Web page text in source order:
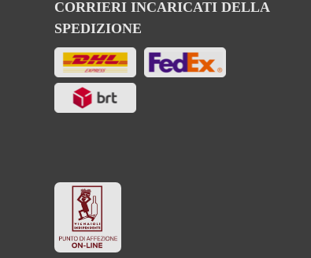
CORRIERI INCARICATI DELLA
SPEDIZIONE